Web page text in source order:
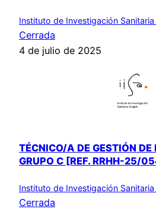
Instituto de Investigación
Cerrada
4 de julio de 2025
TÉCNICO/A DE GESTIÓN DE
GRUPO C [REF. RRHH-25/
Instituto de Investigación
Cerrada